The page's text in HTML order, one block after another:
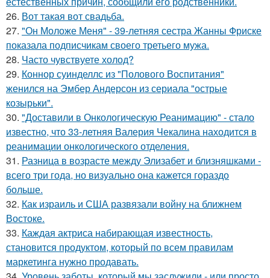
26. Вот такая вот свадьба.
27. "Он Моложе Меня" - 39-летняя сестра Жанны Фриске
показала подписчикам своего третьего мужа.
28. Часто чувствуете холод?
29. Коннор суинделлс из "Полового Воспитания"
женился на Эмбер Андерсон из сериала "острые
козырьки".
30. "Доставили в Онкологическую Реанимацию" - стало
известно, что 33-летняя Валерия Чекалина находится в
реанимации онкологического отделения.
31. Разница в возрасте между Элизабет и близняшками -
всего три года, но визуально она кажется гораздо
больше.
32. Как израиль и США развязали войну на ближнем
Востоке.
33. Каждая актриса набирающая известность,
становится продуктом, который по всем правилам
маркетинга нужно продавать.